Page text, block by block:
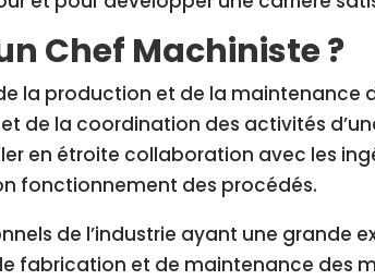
Chef Machiniste ?
la production et de la maintenance
de la coordination des activités
en étroite collaboration avec les
fonctionnement des procédés.
de l’industrie ayant une grande
fabrication et de maintenance des